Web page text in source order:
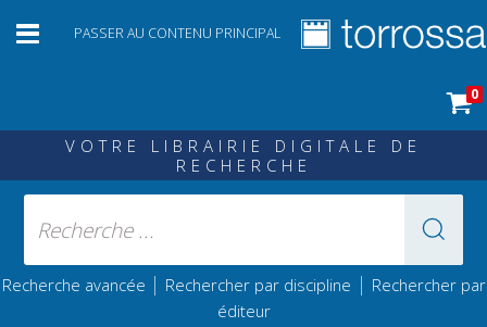
PASSER AU CONTENU PRINCIPAL
0
VOTRE LIBRAIRIE DIGITALE DE
RECHERCHE
Recherche avancée | Rechercher par discipline | Rechercher par
éditeur